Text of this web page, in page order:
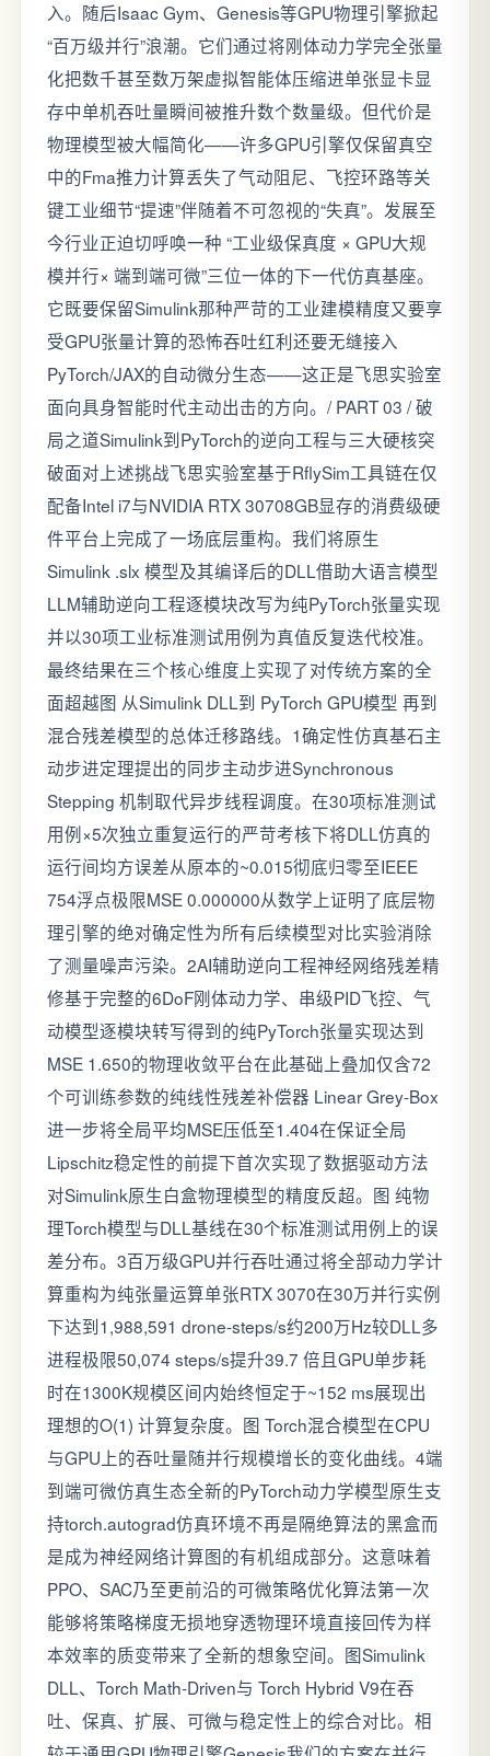
入。随后Isaac Gym、Genesis等GPU物理引擎掀起
“百万级并行”浪潮。它们通过将刚体动力学完全张量
化把数千甚至数万架虚拟智能体压缩进单张显卡显
存中单机吞吐量瞬间被推升数个数量级。但代价是
物理模型被大幅简化——许多GPU引擎仅保留真空
中的Fma推力计算丢失了气动阻尼、飞控环路等关
键工业细节“提速”伴随着不可忽视的“失真”。发展至
今行业正迫切呼唤一种 “工业级保真度 × GPU大规
模并行× 端到端可微”三位一体的下一代仿真基座。
它既要保留Simulink那种严苛的工业建模精度又要享
受GPU张量计算的恐怖吞吐红利还要无缝接入
PyTorch/JAX的自动微分生态——这正是飞思实验室
面向具身智能时代主动出击的方向。/ PART 03 / 破
局之道Simulink到PyTorch的逆向工程与三大硬核突
破⾯对上述挑战⻜思实验室基于RflySim⼯具链在仅
配备Intel i7与NVIDIA RTX 30708GB显存的消费级硬
件平台上完成了⼀场底层重构。我们将原⽣
Simulink .slx 模型及其编译后的DLL借助⼤语⾔模型
LLM辅助逆向⼯程逐模块改写为纯PyTorch张量实现
并以30项⼯业标准测试⽤例为真值反复迭代校准。
最终结果在三个核⼼维度上实现了对传统⽅案的全
⾯超越图 从Simulink DLL到 PyTorch GPU模型 再到
混合残差模型的总体迁移路线。1确定性仿真基石主
动步进定理提出的同步主动步进Synchronous
Stepping 机制取代异步线程调度。在30项标准测试
用例×5次独立重复运行的严苛考核下将DLL仿真的
运行间均方误差从原本的~0.015彻底归零至IEEE
754浮点极限MSE 0.000000从数学上证明了底层物
理引擎的绝对确定性为所有后续模型对比实验消除
了测量噪声污染。2AI辅助逆向工程神经网络残差精
修基于完整的6DoF刚体动力学、串级PID飞控、气
动模型逐模块转写得到的纯PyTorch张量实现达到
MSE 1.650的物理收敛平台在此基础上叠加仅含72
个可训练参数的纯线性残差补偿器 Linear Grey-Box
进一步将全局平均MSE压低至1.404在保证全局
Lipschitz稳定性的前提下首次实现了数据驱动方法
对Simulink原生白盒物理模型的精度反超。图 纯物
理Torch模型与DLL基线在30个标准测试用例上的误
差分布。3百万级GPU并行吞吐通过将全部动力学计
算重构为纯张量运算单张RTX 3070在30万并行实例
下达到1,988,591 drone-steps/s约200万Hz较DLL多
进程极限50,074 steps/s提升39.7 倍且GPU单步耗
时在1300K规模区间内始终恒定于~152 ms展现出
理想的O(1) 计算复杂度。图 Torch混合模型在CPU
与GPU上的吞吐量随并行规模增长的变化曲线。4端
到端可微仿真生态全新的PyTorch动力学模型原生支
持torch.autograd仿真环境不再是隔绝算法的黑盒而
是成为神经网络计算图的有机组成部分。这意味着
PPO、SAC乃至更前沿的可微策略优化算法第一次
能够将策略梯度无损地穿透物理环境直接回传为样
本效率的质变带来了全新的想象空间。图Simulink
DLL、Torch Math-Driven与 Torch Hybrid V9在吞
吐、保真、扩展、可微与稳定性上的综合对比。相